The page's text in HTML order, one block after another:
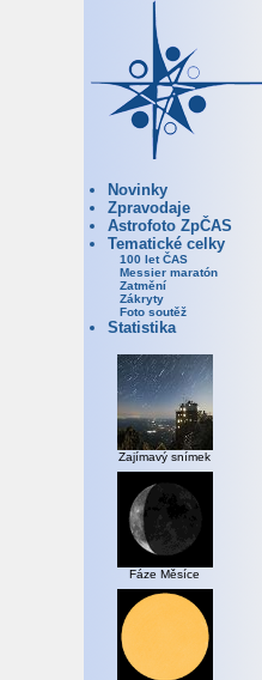
Novinky
Zpravodaje
Astrofoto ZpČAS
Tematické celky
100 let ČAS
Messier maratón
Zatmění
Zákryty
Foto soutěž
Statistika
Zajímavý snímek
Fáze Měsíce